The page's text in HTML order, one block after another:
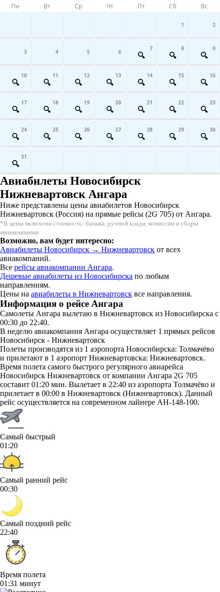
Пн Вт Ср Чт Пт Сб Вс
1 2
3 4 5 6 7 8 9
10 11 12 13 14 15 16
17 18 19 20 21 22 23
24 25 26 27 28 29 30
31
Авиабилеты Новосибирск
Нижневартовск Ангара
Ниже представлены цены авиабилетов Новосибирск
Нижневартовск (Россия) на прямые рейсы (2G 705) от Ангара.
*В цены включена стоимость: багажа, ручной клади, комиссии и сборы
авиакомпании
Возможно, вам будет интересно:
Авиабилеты Новосибирск → Нижневартовск от всех
авиакомпаний.
Все рейсы авиакомпании Ангара.
Дешевые авиабилеты из Новосибирска по любым
направлениям.
Цены на авиабилеты в Нижневартовск все направления.
Информация о рейсе Ангара
Самолеты Ангара вылетаю в Нижневартовск из Новосибирска с
00:30 до 22:40.
В неделю авиакомпания Ангара осуществляет 1 прямых рейсов
Новосибирск - Нижневартовск
Полеты производятся из 1 аэропорта Новосибирска: Толмачёво
и прилетают в 1 аэропорт Нижневартовска: Нижневартовск.
Время полета самого быстрого регулярного авиарейса
Новосибирск Нижневартовск от компании Ангара 2G 705
составит 01:20 мин. Вылетает в 22:40 из аэропорта Толмачёво и
прилетает в 00:00 в Нижневартовск (Нижневартовск). Данный
рейс осуществляется на современном лайнере АН-148-100.
Самый быстрый
01:20
Самый ранний рейс
00:30
Самый поздний рейс
22:40
Время полета
01:31 минут